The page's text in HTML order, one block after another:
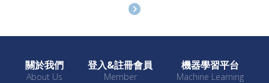
關於我們
About Us
登入&註冊會員
Member
機器學習平台
Machine Learning